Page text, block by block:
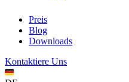
Preis
Blog
Downloads
Kontaktiere Uns